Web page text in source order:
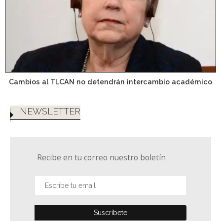
Cambios al TLCAN no detendrán intercambio académico
NEWSLETTER
Recibe en tu correo nuestro boletín